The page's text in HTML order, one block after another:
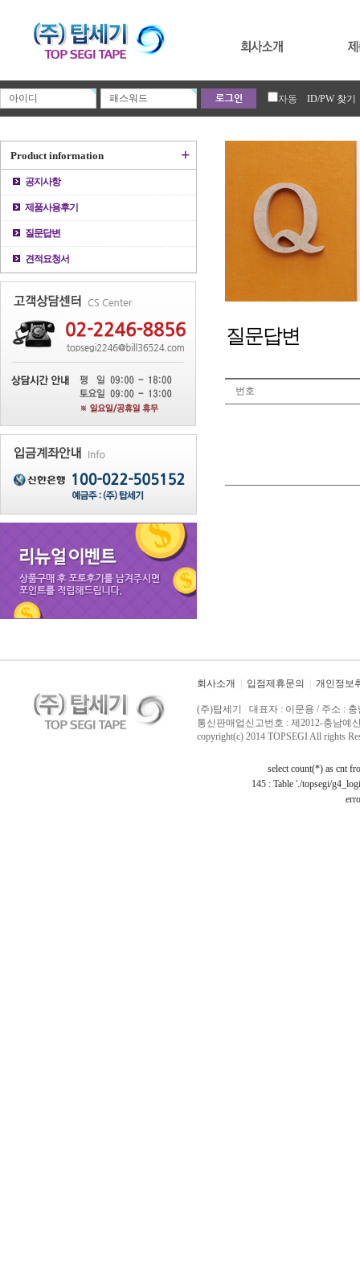
자동 ID/PW 찾기
Product information +
공지사항
제품사용후기
질문답변
견적요청서
질문답변
번호
회사소개 입점제휴문의 개인정보
(주)탑세기 대표자 : 이문용 / 주소 : 충
통신판매업신고번호 : 제2012-충남예
copyright(c) 2014 TOPSEGI All rights
select count(*) as cnt
145 : Table './topsegi/